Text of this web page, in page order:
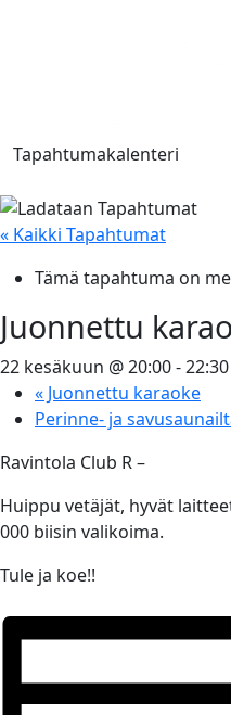
Tapahtumakalenteri
« Kaikki Tapahtumat
Tämä tapahtuma on
Juonnettu
22 kesäkuun @ 20:00-22:30
« Juonnettu karaoke
Perinne- ja
Ravintola Club R –
Huippu vetäjät, hyvät
000 biisin valikoima.
Tule ja koe!!